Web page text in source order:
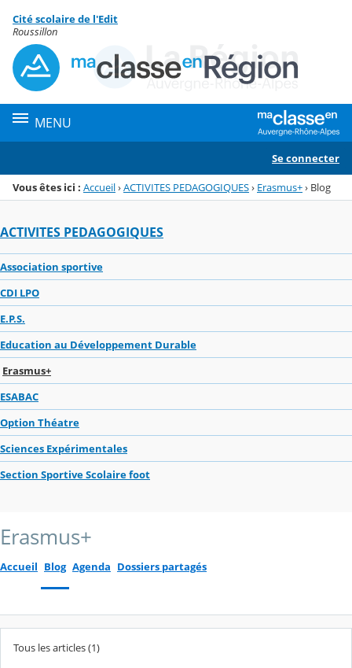
Menu de la rubrique
Contenu
Cité scolaire de l'Edit
Roussillon
MENU
Se connecter
Vous êtes ici : Accueil›ACTIVITES PEDAGOGIQUES› Erasmus+› Blog
ACTIVITES PEDAGOGIQUES
Association sportive
CDI LPO
E.P.S.
Education au Développement Durable
Erasmus+
ESABAC
Option Théatre
Sciences Expérimentales
Section Sportive Scolaire foot
Erasmus+
Accueil Blog Agenda Dossiers partagés
Tous les articles (1)